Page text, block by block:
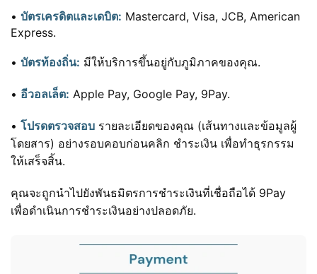
• บัตรเครดิตและเดบิต: Mastercard, Visa, JCB, American
Express.
• บัตรท้องถิ่น: มีให้บริการขึ้นอยู่กับภูมิภาคของคุณ.
• อีวอลเล็ต: Apple Pay, Google Pay, 9Pay.
• โปรดตรวจสอบ รายละเอียดของคุณ (เส้นทางและข้อมูลผู้
โดยสาร) อย่างรอบคอบก่อนคลิก ชำระเงิน เพื่อทำธุรกรรม
ให้เสร็จสิ้น.
คุณจะถูกนำไปยังพันธมิตรการชำระเงินที่เชื่อถือได้ 9Pay
เพื่อดำเนินการชำระเงินอย่างปลอดภัย.